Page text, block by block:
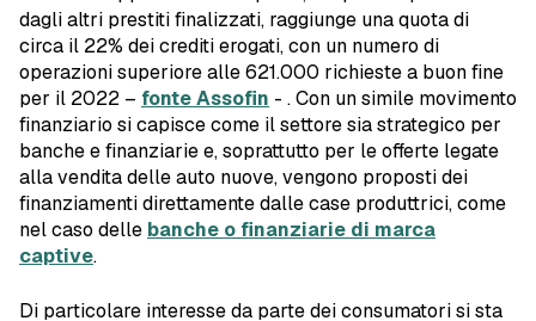
dagli altri prestiti finalizzati, raggiunge una quota di
circa il 22% dei crediti erogati, con un numero di
operazioni superiore alle 621.000 richieste a buon fine
per il 2022 – fonte Assofin - . Con un simile movimento
finanziario si capisce come il settore sia strategico per
banche e finanziarie e, soprattutto per le offerte legate
alla vendita delle auto nuove, vengono proposti dei
finanziamenti direttamente dalle case produttrici, come
nel caso delle banche o finanziarie di marca
captive.
Di particolare interesse da parte dei consumatori si sta